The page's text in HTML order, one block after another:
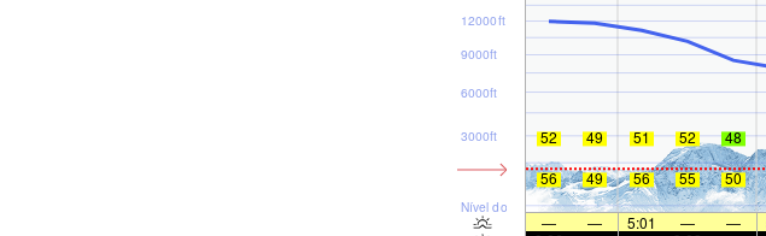
Nível do mar
3000ft
6000ft
9000ft
12000ft
52 49 51 52 48
56
49 56 55 50
— — 5:01 — —